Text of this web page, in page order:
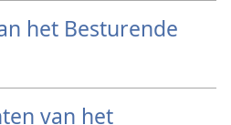
het Besturende
van het